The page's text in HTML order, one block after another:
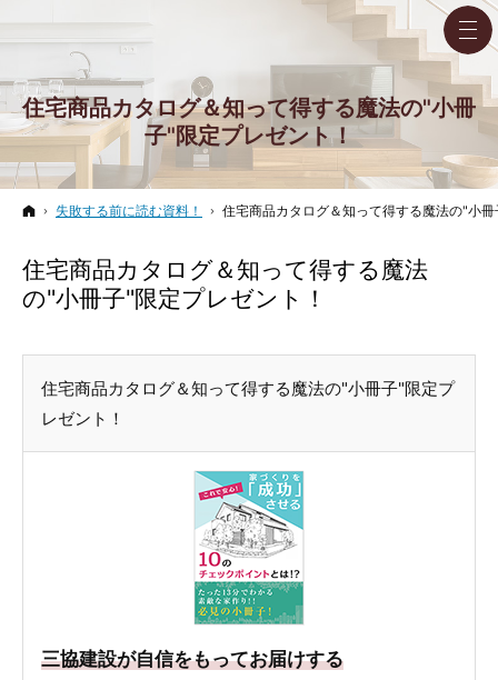
住宅商品カタログ＆知って得する魔法の"小冊
子"限定プレゼント！
ホーム
失敗する前に読む資料！ 住宅商品カタログ＆知って得する魔法の"小
住宅商品カタログ＆知って得する魔法
の"小冊子"限定プレゼント！
住宅商品カタログ＆知って得する魔法の"小冊子"限定プ
レゼント！
三協建設が自信をもってお届けする